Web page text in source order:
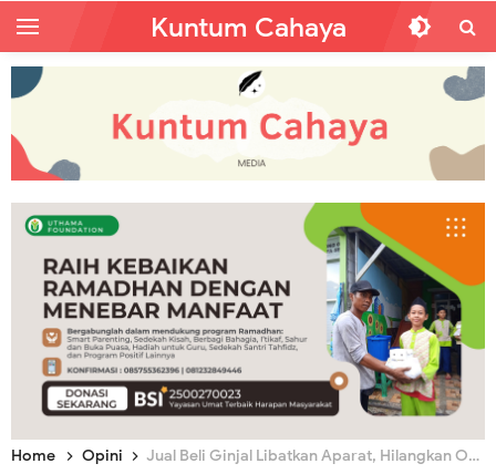
Kuntum Cahaya
Home Opini Jual Beli Ginjal Libatkan Aparat, Hilangkan Orientasi Akhirat